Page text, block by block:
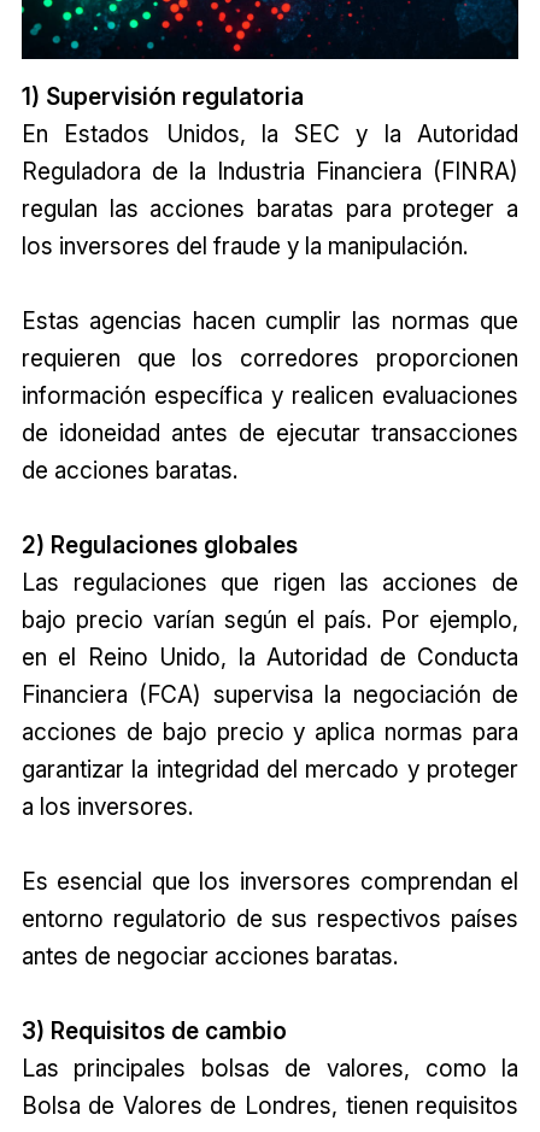
1) Supervisión regulatoria
En Estados Unidos, la SEC y la Autoridad
Reguladora de la Industria Financiera (FINRA)
regulan las acciones baratas para proteger a
los inversores del fraude y la manipulación.
Estas agencias hacen cumplir las normas que
requieren que los corredores proporcionen
información específica y realicen evaluaciones
de idoneidad antes de ejecutar transacciones
de acciones baratas.
2) Regulaciones globales
Las regulaciones que rigen las acciones de
bajo precio varían según el país. Por ejemplo,
en el Reino Unido, la Autoridad de Conducta
Financiera (FCA) supervisa la negociación de
acciones de bajo precio y aplica normas para
garantizar la integridad del mercado y proteger
a los inversores.
Es esencial que los inversores comprendan el
entorno regulatorio de sus respectivos países
antes de negociar acciones baratas.
3) Requisitos de cambio
Las principales bolsas de valores, como la
Bolsa de Valores de Londres, tienen requisitos